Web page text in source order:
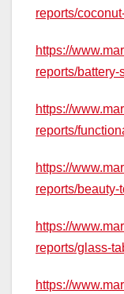
reports/
https://
reports/
https://
reports/
https://
reports/
https://
reports/glass-
https://